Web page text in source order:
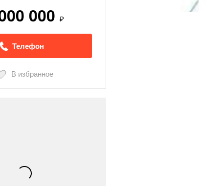
000 ₽
Телефон
В избранное